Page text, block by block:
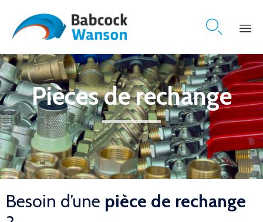

Skip
to
content
Pièces de rechange
Besoin d’une pièce de rechange